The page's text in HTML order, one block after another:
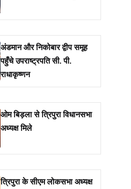
अंडमान और निकोबार द्वीप समूह
पहुँचे उपराष्ट्रपति सी. पी.
राधाकृष्णन
ओम बिड़ला से त्रिपुरा विधानसभा
अध्यक्ष मिले
त्रिपुरा के सीएम लोकसभा अध्यक्ष